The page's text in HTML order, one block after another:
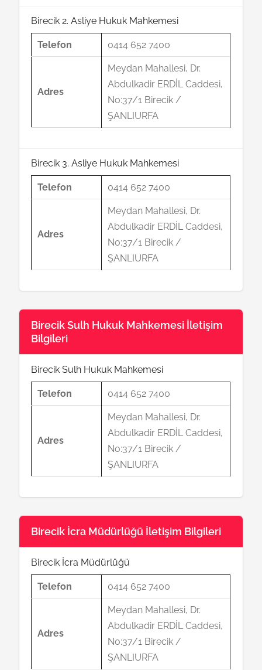
Birecik 2. Asliye Hukuk Mahkemesi
Telefon 0414 652 7400
Adres
Meydan Mahallesi, Dr.
Abdulkadir ERDİL Caddesi,
No:37/1 Birecik /
ŞANLIURFA
Birecik 3. Asliye Hukuk Mahkemesi
Telefon 0414 652 7400
Adres
Meydan Mahallesi, Dr.
Abdulkadir ERDİL Caddesi,
No:37/1 Birecik /
ŞANLIURFA
Birecik Sulh Hukuk Mahkemesi İletişim
Bilgileri
Birecik Sulh Hukuk Mahkemesi
Telefon 0414 652 7400
Adres
Meydan Mahallesi, Dr.
Abdulkadir ERDİL Caddesi,
No:37/1 Birecik /
ŞANLIURFA
Birecik İcra Müdürlüğü İletişim Bilgileri
Birecik İcra Müdürlüğü
Telefon 0414 652 7400
Adres
Meydan Mahallesi, Dr.
Abdulkadir ERDİL Caddesi,
No:37/1 Birecik /
ŞANLIURFA